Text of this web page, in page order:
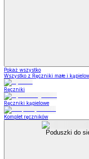
Pokaż wszystko
Wszystko z Ręczniki małe i
Ręczniki
Ręczniki kąpielowe
Komplet ręczników
Poduszki do